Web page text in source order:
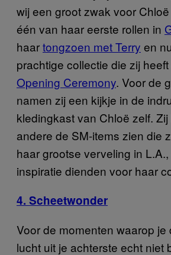
wij een groot zwak voor
één van haar eerste rollen in
haartongzoen met Terry en
prachtige collectie die zij
Opening Ceremony. Voor de
namen zij een kijkje in de
kledingkast van Chloë zelf.
andere de SM-items zien die
haar grootse verveling in
inspiratie dienden voor haar
4. Scheetwonder
Voor de momenten waarop je
lucht uit je achterste echt niet